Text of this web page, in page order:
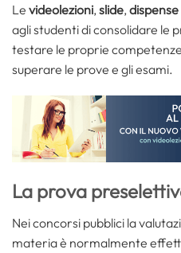
Le videolezioni, slide, dispense
agli studenti di consolidare le
testare le proprie
superare le prove e gli esami.
La prova
Nei concorsi pubblici la
materia è normalmente